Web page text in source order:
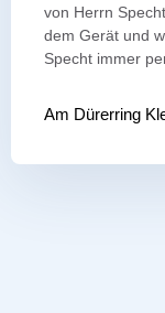
von Herrn
dem Gerät und
Specht immer
Am Dürerring